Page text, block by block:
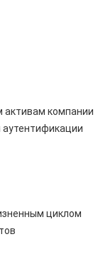
активам компании
циклом